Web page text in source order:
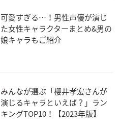
可愛すぎる…！男性声優が演じ
た女性キャラクターまとめ&男の
娘キャラもご紹介
みんなが選ぶ「櫻井孝宏さんが
演じるキャラといえば？」ラン
キングTOP10！【2023年版】